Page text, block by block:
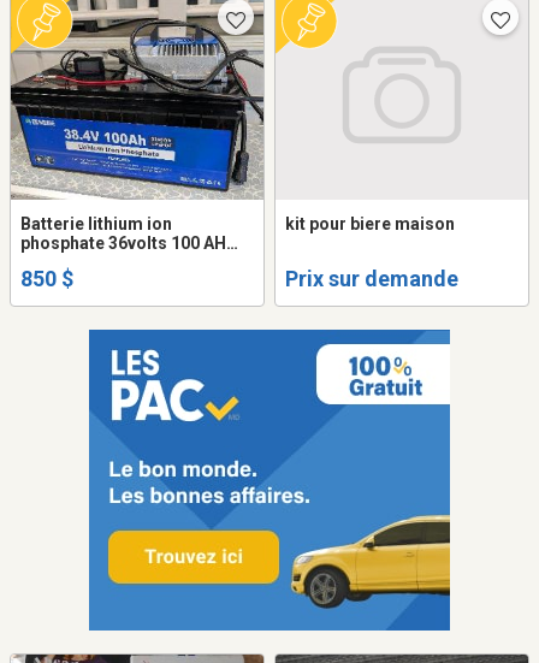
Batterie lithium ion
phosphate 36volts 100 AH
850 $
kit pour biere maison
Prix sur demande